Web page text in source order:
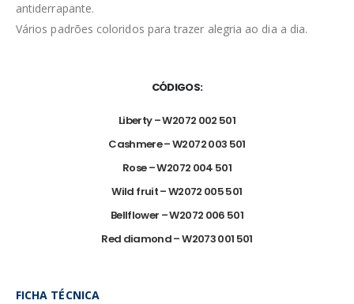
antiderrapante.
Vários padrões coloridos para trazer alegria ao dia a dia.
CÓDIGOS:
Liberty – W2072 002 501
Cashmere – W2072 003 501
Rose – W2072 004 501
Wild fruit – W2072 005 501
Bellflower – W2072 006 501
Red diamond – W2073 001 501
FICHA TÉCNICA